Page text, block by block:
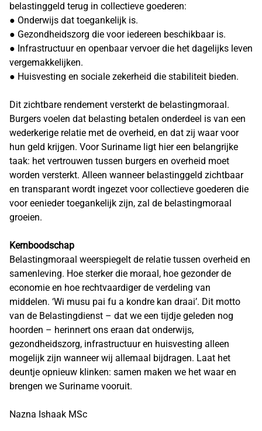
belastinggeld terug in collectieve goederen:
● Onderwijs dat toegankelijk is.
● Gezondheidszorg die voor iedereen beschikbaar is.
● Infrastructuur en openbaar vervoer die het dagelijks leven
vergemakkelijken.
● Huisvesting en sociale zekerheid die stabiliteit bieden.
Dit zichtbare rendement versterkt de belastingmoraal.
Burgers voelen dat belasting betalen onderdeel is van een
wederkerige relatie met de overheid, en dat zij waar voor
hun geld krijgen. Voor Suriname ligt hier een belangrijke
taak: het vertrouwen tussen burgers en overheid moet
worden versterkt. Alleen wanneer belastinggeld zichtbaar
en transparant wordt ingezet voor collectieve goederen die
voor eenieder toegankelijk zijn, zal de belastingmoraal
groeien.
Kernboodschap
Belastingmoraal weerspiegelt de relatie tussen overheid en
samenleving. Hoe sterker die moraal, hoe gezonder de
economie en hoe rechtvaardiger de verdeling van
middelen. ‘Wi musu pai fu a kondre kan draai’. Dit motto
van de Belastingdienst – dat we een tijdje geleden nog
hoorden – herinnert ons eraan dat onderwijs,
gezondheidszorg, infrastructuur en huisvesting alleen
mogelijk zijn wanneer wij allemaal bijdragen. Laat het
deuntje opnieuw klinken: samen maken we het waar en
brengen we Suriname vooruit.
Nazna Ishaak MSc